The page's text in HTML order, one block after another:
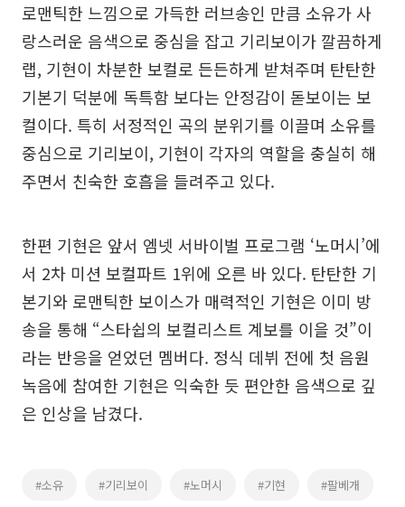
로맨틱한 느낌으로 가득한 러브송인 만큼 소유가 사
랑스러운 음색으로 중심을 잡고 기리보이가 깔끔하게
랩, 기현이 차분한 보컬로 든든하게 받쳐주며 탄탄한
기본기 덕분에 독특함 보다는 안정감이 돋보이는 보
컬이다. 특히 서정적인 곡의 분위기를 이끌며 소유를
중심으로 기리보이, 기현이 각자의 역할을 충실히 해
주면서 친숙한 호흡을 들려주고 있다.
한편 기현은 앞서 엠넷 서바이벌 프로그램 ‘노머시’에
서 2차 미션 보컬파트 1위에 오른 바 있다. 탄탄한 기
본기와 로맨틱한 보이스가 매력적인 기현은 이미 방
송을 통해 “스타쉽의 보컬리스트 계보를 이을 것”이
라는 반응을 얻었던 멤버다. 정식 데뷔 전에 첫 음원
녹음에 참여한 기현은 익숙한 듯 편안한 음색으로 깊
은 인상을 남겼다.
#소유 #기리보이 #노머시 #기현 #팔베개